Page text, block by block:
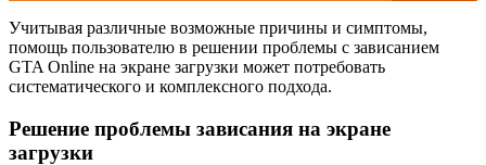
Учитывая различные возможные причины и симптомы,
помощь пользователю в решении проблемы с зависанием
GTA Online на экране загрузки может потребовать
систематического и комплексного подхода.
Решение проблемы зависания на экране
загрузки